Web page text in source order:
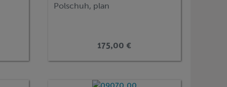
Polschuh, plan
175,00 €